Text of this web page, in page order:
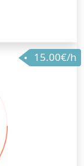
nell'ultimo
universitari
Sono
sono una
nuove
alcuni anni;
a studenti
ed esami.
sono una
persone.
15.00€/h